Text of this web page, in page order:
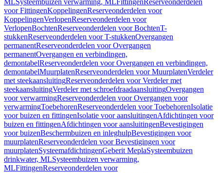
MLSysteembuizen verwarming, MLFittingenReserveonderdelen
voor FittingenKoppelingenReserveonderdelen voor
KoppelingenVerlopenReserveonderdelen voor
VerlopenBochtenReserveonderdelen voor BochtenT-
stukkenReserveonderdelen voor T-stukkenOvergangen
permanentReserveonderdelen voor Overgangen
permanentOvergangen en verbindingen,
demontabelReserveonderdelen voor Overgangen en verbindingen,
demontabelMuurplatenReserveonderdelen voor MuurplatenVerdeler
met steekaansluitingReserveonderdelen voor Verdeler met
steekaansluitingVerdeler met schroefdraadaansluitingOvergangen
voor verwarmingReserveonderdelen voor Overgangen voor
verwarmingToebehorenReserveonderdelen voor ToebehorenIsolatie
voor buizen en fittingenIsolatie voor aansluitingenAfdichtingen voor
buizen en fittingenAfdichtingen voor aansluitingenBevestigingen
voor buizenBeschermbuizen en inleghulpBevestigingen voor
muurplatenReserveonderdelen voor Bevestigingen voor
muurplatenSysteemafdichtingenGeberit MeplaSysteembuizen
drinkwater, MLSysteembuizen verwarming,
MLFittingenReserveonderdelen voor